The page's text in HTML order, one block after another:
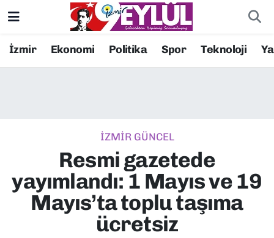
İzmir Ekonomi Politika Spor Teknoloji
İZMİR GÜNCEL
Resmi gazetede
yayımlandı: 1 Mayıs ve 19
Mayıs’ta toplu taşıma
ücretsiz
Resmi İlanlar
EKONOMİ
KÜLTÜR SANAT
Konak Nöbetçi Eczaneler
Süper Lig Puan Durumu ve Fikstür
Tüm Manşetler
Son Dakika Haberleri